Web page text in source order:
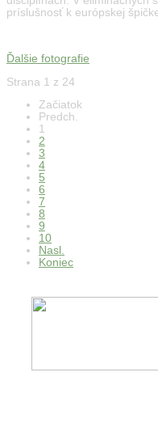
príslušnosť k európskej
Ďalšie fotografie
Strana 1 z 24
Začiatok
Predch.
1
2
3
4
5
6
7
8
9
10
Nasl.
Koniec